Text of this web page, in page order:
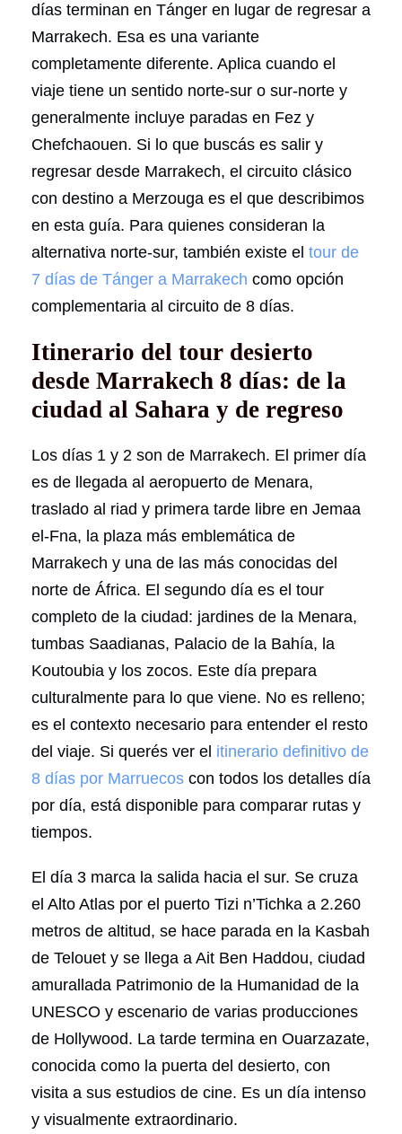
días terminan en Tánger en lugar de regresar a
Marrakech. Esa es una variante
completamente diferente. Aplica cuando el
viaje tiene un sentido norte-sur o sur-norte y
generalmente incluye paradas en Fez y
Chefchaouen. Si lo que buscás es salir y
regresar desde Marrakech, el circuito clásico
con destino a Merzouga es el que describimos
en esta guía. Para quienes consideran la
alternativa norte-sur, también existe el tour de
7 días de Tánger a Marrakech como opción
complementaria al circuito de 8 días.
Itinerario del tour desierto
desde Marrakech 8 días: de la
ciudad al Sahara y de regreso
Los días 1 y 2 son de Marrakech. El primer día
es de llegada al aeropuerto de Menara,
traslado al riad y primera tarde libre en Jemaa
el-Fna, la plaza más emblemática de
Marrakech y una de las más conocidas del
norte de África. El segundo día es el tour
completo de la ciudad: jardines de la Menara,
tumbas Saadianas, Palacio de la Bahía, la
Koutoubia y los zocos. Este día prepara
culturalmente para lo que viene. No es relleno;
es el contexto necesario para entender el resto
del viaje. Si querés ver el itinerario definitivo de
8 días por Marruecos con todos los detalles día
por día, está disponible para comparar rutas y
tiempos.
El día 3 marca la salida hacia el sur. Se cruza
el Alto Atlas por el puerto Tizi n’Tichka a 2.260
metros de altitud, se hace parada en la Kasbah
de Telouet y se llega a Ait Ben Haddou, ciudad
amurallada Patrimonio de la Humanidad de la
UNESCO y escenario de varias producciones
de Hollywood. La tarde termina en Ouarzazate,
conocida como la puerta del desierto, con
visita a sus estudios de cine. Es un día intenso
y visualmente extraordinario.